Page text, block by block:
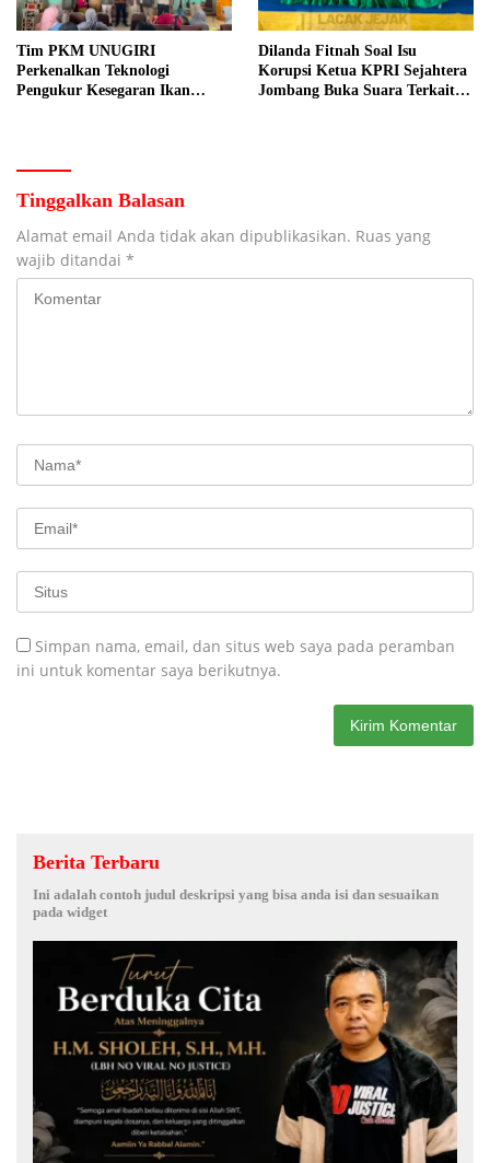
Tim PKM UNUGIRI
Perkenalkan Teknologi
Pengukur Kesegaran Ikan
Dilanda Fitnah Soal Isu
Korupsi Ketua KPRI Sejahtera
Jombang Buka Suara Terkait
Tinggalkan Balasan
Alamat email Anda tidak akan dipublikasikan. Ruas yang
wajib ditandai *
Simpan nama, email, dan situs web saya pada peramban
ini untuk komentar saya berikutnya.
Berita Terbaru
Ini adalah contoh judul deskripsi yang bisa anda isi dan sesuaikan
pada widget